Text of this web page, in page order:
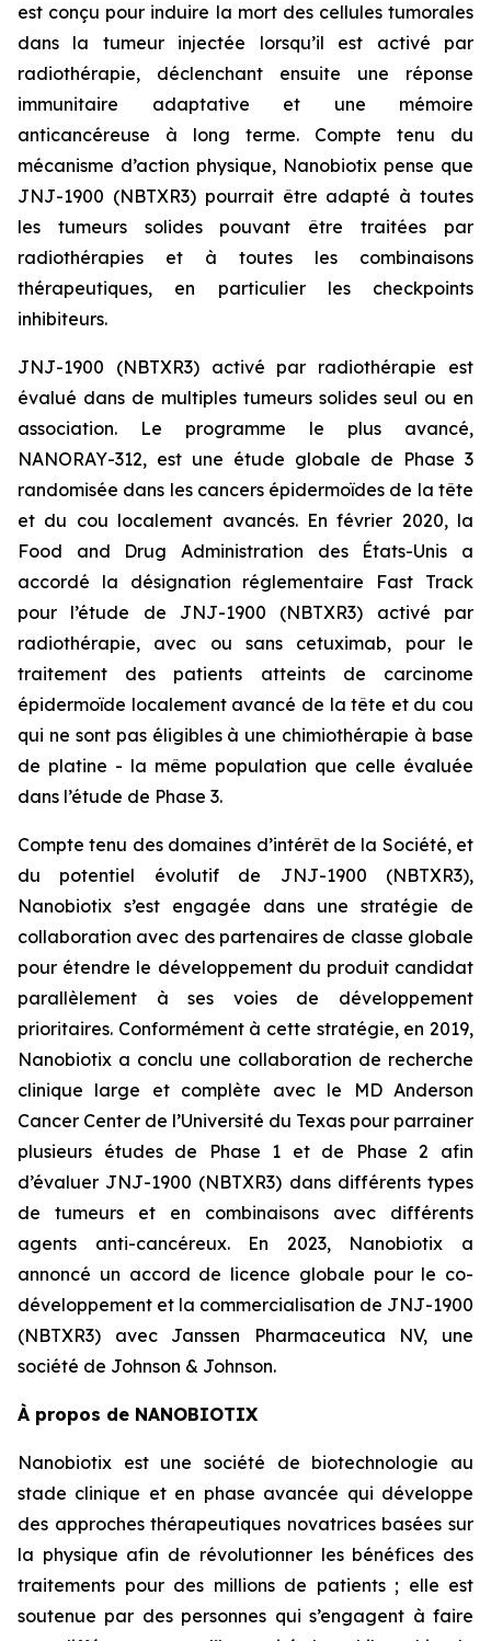
est conçu pour induire la mort des cellules tumorales
dans la tumeur injectée lorsqu’il est activé par
radiothérapie, déclenchant ensuite une réponse
immunitaire adaptative et une mémoire
anticancéreuse à long terme. Compte tenu du
mécanisme d’action physique, Nanobiotix pense que
JNJ-1900 (NBTXR3) pourrait être adapté à toutes
les tumeurs solides pouvant être traitées par
radiothérapies et à toutes les combinaisons
thérapeutiques, en particulier les checkpoints
inhibiteurs.
JNJ-1900 (NBTXR3) activé par radiothérapie est
évalué dans de multiples tumeurs solides seul ou en
association. Le programme le plus avancé,
NANORAY-312, est une étude globale de Phase 3
randomisée dans les cancers épidermoïdes de la tête
et du cou localement avancés. En février 2020, la
Food and Drug Administration des États-Unis a
accordé la désignation réglementaire Fast Track
pour l’étude de JNJ-1900 (NBTXR3) activé par
radiothérapie, avec ou sans cetuximab, pour le
traitement des patients atteints de carcinome
épidermoïde localement avancé de la tête et du cou
qui ne sont pas éligibles à une chimiothérapie à base
de platine - la même population que celle évaluée
dans l’étude de Phase 3.
Compte tenu des domaines d’intérêt de la Société, et
du potentiel évolutif de JNJ-1900 (NBTXR3),
Nanobiotix s’est engagée dans une stratégie de
collaboration avec des partenaires de classe globale
pour étendre le développement du produit candidat
parallèlement à ses voies de développement
prioritaires. Conformément à cette stratégie, en 2019,
Nanobiotix a conclu une collaboration de recherche
clinique large et complète avec le MD Anderson
Cancer Center de l’Université du Texas pour parrainer
plusieurs études de Phase 1 et de Phase 2 afin
d’évaluer JNJ-1900 (NBTXR3) dans différents types
de tumeurs et en combinaisons avec différents
agents anti-cancéreux. En 2023, Nanobiotix a
annoncé un accord de licence globale pour le co-
développement et la commercialisation de JNJ-1900
(NBTXR3) avec Janssen Pharmaceutica NV, une
société de Johnson & Johnson.
À propos de NANOBIOTIX
Nanobiotix est une société de biotechnologie au
stade clinique et en phase avancée qui développe
des approches thérapeutiques novatrices basées sur
la physique afin de révolutionner les bénéfices des
traitements pour des millions de patients ; elle est
soutenue par des personnes qui s’engagent à faire